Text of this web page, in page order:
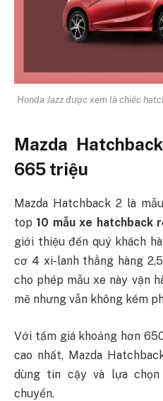
Honda Jazz được xem là chiếc
Mazda
665 triệu
Mazda Hatchback 2 là
top 10 mẫu xe hatchback
giới thiệu đến quý khách
cơ 4 xi-lanh thẳng hàng
cho phép mẫu xe này vận
mẽ nhưng vẫn không kém
Với tầm giá khoảng hơn
cao nhất, Mazda
dùng tin cậy và lựa
chuyển.